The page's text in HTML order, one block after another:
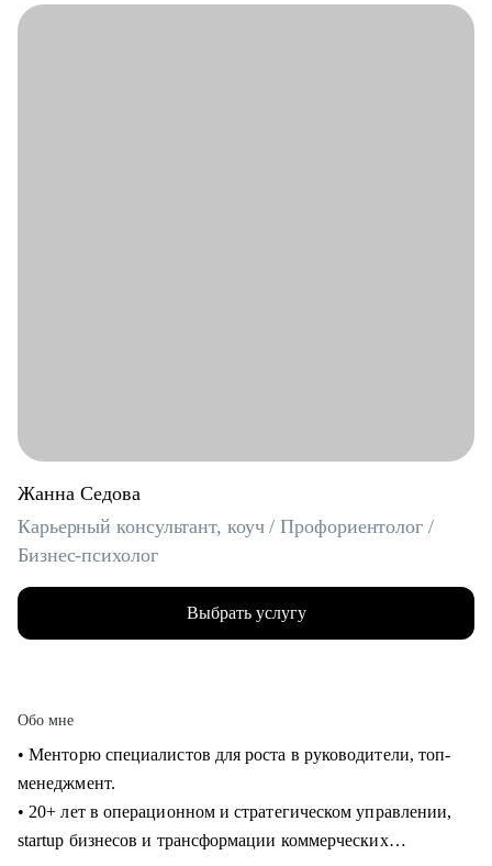
Жанна Седова
Карьерный консультант, коуч / Профориентолог /
Бизнес-психолог
Выбрать услугу
Обо мне
• Менторю специалистов для роста в руководители, топ-
менеджмент.
• 20+ лет в операционном и стратегическом управлении,
startup бизнесов и трансформации коммерческих